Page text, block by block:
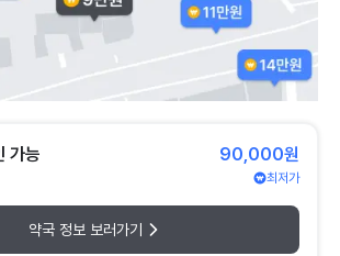
가능 90,000원
최저가
약국 정보 보러가기